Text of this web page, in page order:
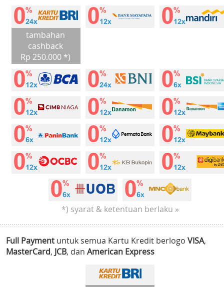
tambahan
cashback
Rp 250.000 *)
*) syarat & ketentuan berlaku »
Full Payment untuk semua Kartu Kredit berlogo VISA,
MasterCard, JCB, dan American Express